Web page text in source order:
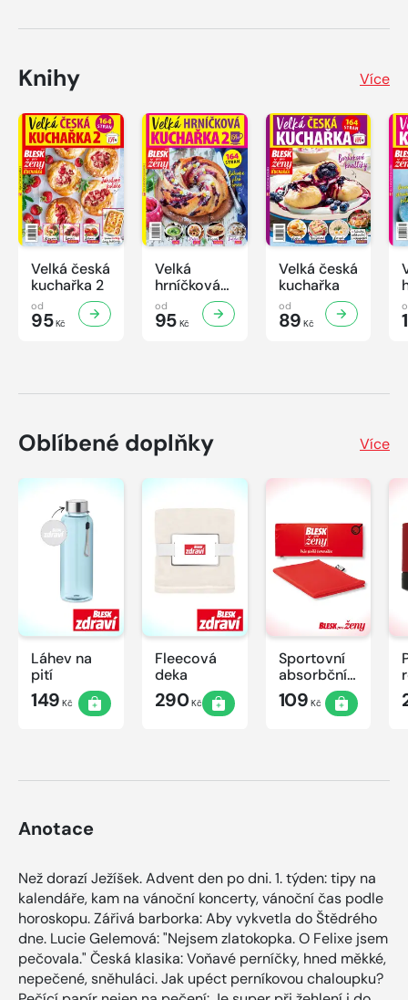
Knihy Více
Velká česká
kuchařka 2
od
95Kč
Velká
hrníčková
kuchařka II
od
95Kč
Velká česká
kuchařka
od
89 Kč
Oblíbené doplňky Více
Láhev na
pití
149 Kč
Fleecová
deka
290Kč
Sportovní
absorbční
ručník
109 Kč
Anotace
Než dorazí Ježíšek. Advent den po dni. 1. týden: tipy na
kalendáře, kam na vánoční koncerty, vánoční čas podle
horoskopu. Zářivá barborka: Aby vykvetla do Štědrého
dne. Lucie Gelemová: "Nejsem zlatokopka. O Felixe jsem
pečovala." Česká klasika: Voňavé perníčky, hned měkké,
nepečené, sněhuláci. Jak upéct perníkovou chaloupku?